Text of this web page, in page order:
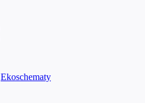
Ekoschematy